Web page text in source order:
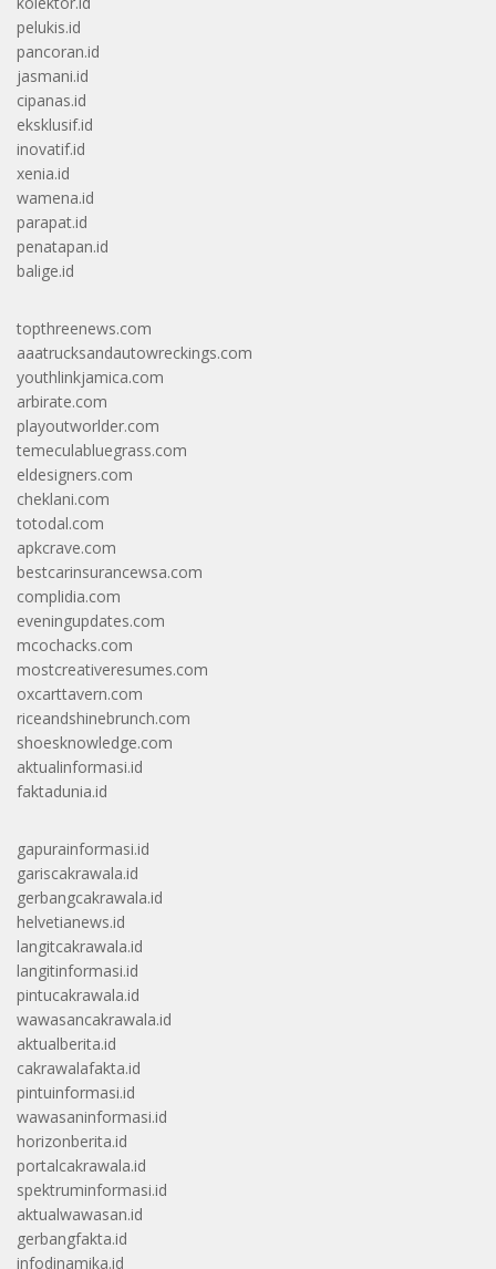
pelukis.id
pancoran.id
jasmani.id
cipanas.id
eksklusif.id
inovatif.id
xenia.id
wamena.id
parapat.id
penatapan.id
balige.id
topthreenews.com
aaatrucksandautowreckings.com
youthlinkjamica.com
arbirate.com
playoutworlder.com
temeculabluegrass.com
eldesigners.com
cheklani.com
totodal.com
apkcrave.com
bestcarinsurancewsa.com
complidia.com
eveningupdates.com
mcochacks.com
mostcreativeresumes.com
oxcarttavern.com
riceandshinebrunch.com
shoesknowledge.com
aktualinformasi.id
faktadunia.id
gapurainformasi.id
gariscakrawala.id
gerbangcakrawala.id
helvetianews.id
langitcakrawala.id
langitinformasi.id
pintucakrawala.id
wawasancakrawala.id
aktualberita.id
cakrawalafakta.id
pintuinformasi.id
wawasaninformasi.id
horizonberita.id
portalcakrawala.id
spektruminformasi.id
aktualwawasan.id
gerbangfakta.id
infodinamika.id